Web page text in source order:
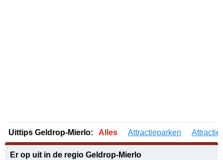
Uittips Geldrop-Mierlo: Alles Attractieparken
Er op uit in de regio Geldrop-Mierlo